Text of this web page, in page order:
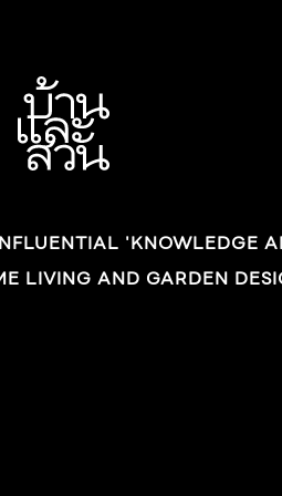
'KNOWLEDGE
LIVING AND GARDEN